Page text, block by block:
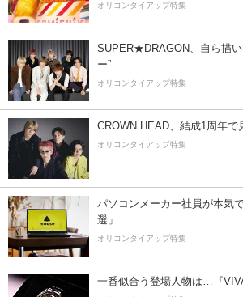
オリコンタイアップ特集
SUPER★DRAGON、自ら描い
ー”
オリコンタイアップ特集
CROWN HEAD、結成1周年で
オリコンタイアップ特集
パソコンメーカー社員が本気
選」
オリコンタイアップ特集
一番似合う登場人物は…『